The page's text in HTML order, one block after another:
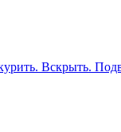
Вскрыть.